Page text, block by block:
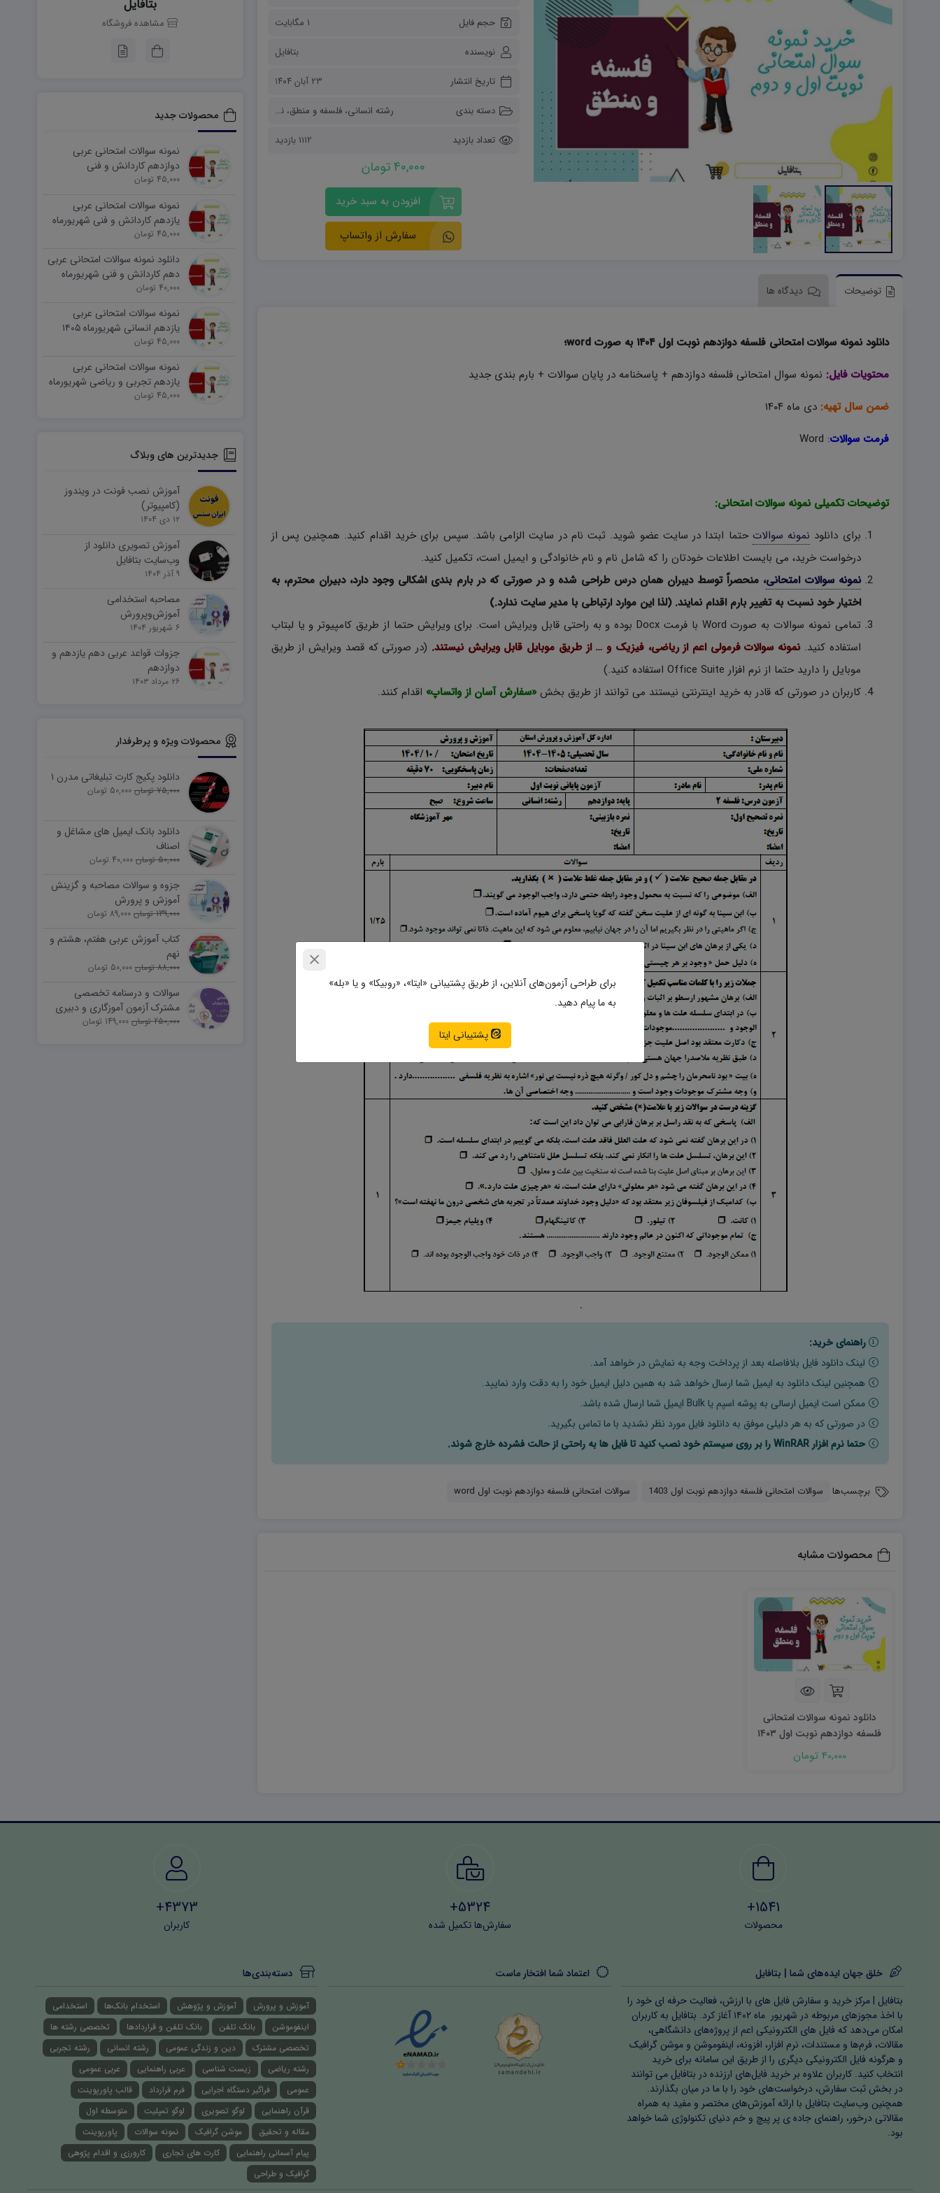
دفاعی دهم
هویت اجتماعی
آمادگی دفاعی دهم W
آمادگی دفاعی ۱۰ D
حجم فایل
1 مگابایت
نویسنده
بتافایل
تاریخ انتشار
۲۳ آبان ۱۴۰۴
دسته بندی
رشته انسانی،فلسفه و منطق،نمونه سوالات
تعداد بازدید
1112 بازدید
40,000 تومان
افزودن به سبد خرید
سفارش از واتساپ
توضیحات دیدگاه ها
دانلود نمونه سوالات امتحانی فلسفه دوازدهم نوبت اول ۱۴۰۴ به صورت word؛
محتویات فایل: نمونه سوال امتحانی فلسفه دوازدهم + پاسخنامه در پایان سوالات + بارم بندی جدید
ضمن سال تهیه: دی ماه ۱۴۰۴
فرمت سوالات:
توضیحات تکمیلی نمونه سوالات امتحانی:
برای دانلود نمونه سوالات حتما ابتدا در سایت عضو شوید. ثبت نام در سایت الزامی باشد. سپس برای خرید اقدام کنید. همچنین پس از
درخواست خرید، می بایست اطلاعات خودتان را که شامل نام و نام خانوادگی و ایمیل است، تکمیل کنید.
نمونه سوالات امتحانی، منحصراً توسط دیبران همان درس طراحی شده و در صورتی که در بارم بندی اشکالی وجود دارد، دبیران محترم، به
اختیار خود نسبت به تغییر بارم اقدام نمایند. (لذا این موارد ارتباطی با مدیر سایت ندارد.)
تمامی نمونه سوالات به صورت Word با فرمت Docx بوده و به راحتی قابل ویرایش است. برای ویرایش حتما از طریق کامپیوتر و یا لبتاب
استفاده کنید. نمونه سوالات فرمولی اعم از ریاضی، فیزیک و … از طریق موبایل قابل ویرایش نیستند. (در صورتی که قصد ویرایش از طریق
موبایل را دارید حتما از نرم افزار Office Suite استفاده کنید.)
کاربران در صورتی که قادر به خرید اینترنتی نیستند می توانند از طریق بخش«سفارش آسان از واتساپ» اقدام کنند.
راهنمای خرید:
لینک دانلود فایل بلافاصله بعد از پرداخت وجه به نمایش در خواهد آمد.
همچنین لینک دانلود به ایمیل شما ارسال خواهد شد به همین دلیل ایمیل خود را به دقت وارد نمایید.
ممکن است ایمیل ارسالی به پوشه اسپم یا Bulk ایمیل شما ارسال شده باشد.
در صورتی که به هر دلیلی موفق به دانلود فایل مورد نظر نشدید با ما تماس بگیرید.
حتما نرم افزار WinRAR را بر روی سیستم خود نصب کنید تا فایل ها به راحتی از حالت فشرده خارج شوند.
برچسب‌ها سوالات امتحانی فلسفه دوازدهم نوبت اول 1403 سوالات امتحانی فلسفه دوازدهم نوبت اول word
محصولات مشابه
دانلود نمونه سوالات امتحانی
فلسفه دوازدهم نوبت اول ۱۴۰۳
word40,000 تومان
بتافایل
مشاهده فروشگاه
محصولات جدید
نمونه سوالات امتحانی عربی
دوازدهم کاردانش و فنی
شهریورماه ۱۴۰۵ word
45,000 تومان
نمونه سوالات امتحانی عربی
یازدهم کاردانش و فنی شهریورماه
۱۴۰۵ word
45,000 تومان
دانلود نمونه سوالات امتحانی عربی
دهم کاردانش و فنی شهریورماه
۱۴۰۵ word
40,000 تومان
نمونه سوالات امتحانی عربی
یازدهم انسانی شهریورماه ۱۴۰۵
word
45,000 تومان
نمونه سوالات امتحانی عربی
یازدهم تجربی و ریاضی شهریورماه
۱۴۰۵ word
45,000 تومان
جدیدترین های وبلاگ
آموزش نصب فونت در ویندوز
(کامپیوتر)
۱۲ دی ۱۴۰۴
آموزش تصویری دانلود از
وب‌سایت بتافایل
۹ آذر ۱۴۰۴
مصاحبه استخدامی
آموزش‌وپرورش
۶ شهریور ۱۴۰۴
جزوات قواعد عربی دهم یازدهم و
دوازدهم
۲۶ مرداد ۱۴۰۳
محصولات ویژه و پرطرفدار
دانلود پکیج کارت تبلیغاتی مدرن ۱
75,000 تومان 50,000 تومان
دانلود بانک ایمیل های مشاغل و
اصناف
50,000 تومان 40,000 تومان
جزوه و سوالات مصاحبه و گزینش
آموزش و پرورش
139,000 تومان 89,000 تومان
کتاب آموزش عربی هفتم، هشتم و
نهم
88,000 تومان 50,000 تومان
سوالات و درسنامه تخصصی
مشترک آزمون آموزگاری و دبیری
250,000 تومان 149,000 تومان
1541+
محصولات
5324+
سفارش‌ها تکمیل شده
4373+
کاربران
خلق جهان ایده‌های شما | بتافایل
بتافایل | مرکز خرید و سفارش فایل های با ارزش، فعالیت حرفه ای خود را
با اخذ مجوزهای مربوطه در شهریور ماه ۱۴۰۲ آغاز کرد. بتافایل به کاربران
امکان می‌دهد که فایل های الکترونیکی اعم از پروژه‌های دانشگاهی،
مقالات، فرم‌ها و مستندات، نرم افزار، افزونه، اینفوموشن و موشن گرافیک
و هرگونه فایل الکترونیکی دیگری را از طریق این سامانه برای خرید
انتخاب کنید. کاربران علاوه بر خرید فایل‌های ارزنده در بتافایل می توانند
در بخش ثبت سفارش، درخواست‌های خود را با ما در میان بگذارند.
همچنین وب‌سایت بتافایل با ارائه آموزش‌های مختصر و مفید به همراه
مقالاتی درخور، راهنمای جاده ی پر پیچ و خم دنیای تکنولوژی شما خواهد
بود.
اعتماد شما افتخار ماست دسته‌بندی‌ها
آموزش و پرورش آموزش و پژوهش استخدام بانک‌ها
استخدامی
اینفوموشن
بانک تلفن بانک تلفن و قراردادها
تخصصی رشته ها
تخصصی مشترک
دین و زندگی عمومی رشته انسانی
رشته تجربی
رشته ریاضی
زیست شناسی عربی راهنمایی
عربی عمومی
عمومی
فراگیر دستگاه اجرایی فرم قرارداد
قالب پاورپوینت
قرآن راهنمایی
لوگو تصویری لوگو تمپلیت
متوسطه اول
مقاله و تحقیق
موشن گرافیک نمونه سوالات
پاورپوینت
پیام آسمانی راهنمایی
کارت های تجاری
کارورزی و اقدام پژوهی
گرافیک و طراحی
برای طراحی آزمون‌های آنلاین، از طریق پشتیبانی «ایتا»، «روبیکا» و یا «بله»
به ما پیام دهید.
پشتیبانی ایتا